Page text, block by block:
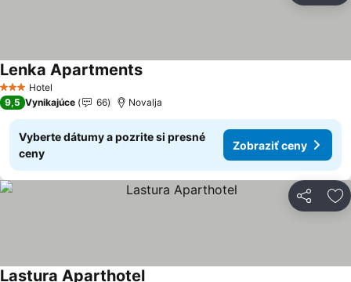
3 Počet hviezdičiek
Hotel
Lenka ApartmentsZobraziť ceny
9,5 Vynikajúce 66 Novalja
Vyberte dátumy a pozrite si presné
ceny
Zobraziť ceny
Zdieľať
Lastura Aparthotel